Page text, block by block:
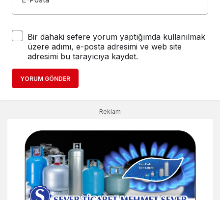
Bir dahaki sefere yorum yaptığımda kullanılmak
üzere adımı, e-posta adresimi ve web site
adresimi bu tarayıcıya kaydet.
YORUM GÖNDER
Reklam